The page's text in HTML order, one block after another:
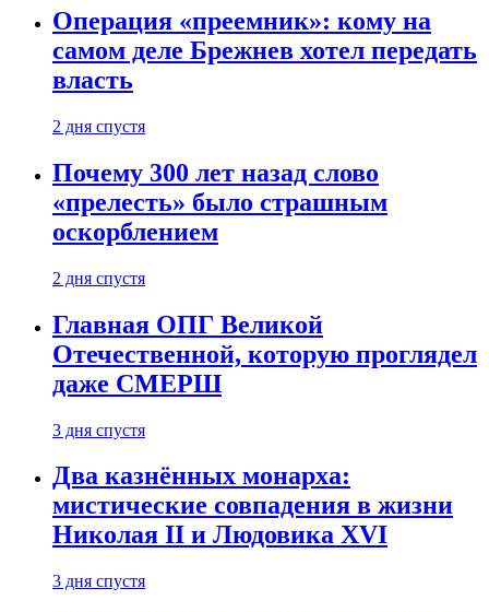
Операция «преемник»: кому на
самом деле Брежнев хотел передать
власть
2 дня спустя
Почему 300 лет назад слово
«прелесть» было страшным
оскорблением
2 дня спустя
Главная ОПГ Великой
Отечественной, которую проглядел
даже СМЕРШ
3 дня спустя
Два казнённых монарха:
мистические совпадения в жизни
Николая II и Людовика XVI
3 дня спустя